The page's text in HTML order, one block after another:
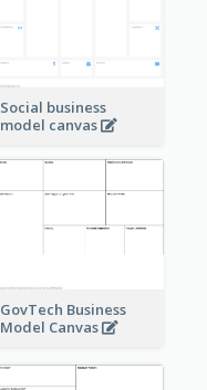
Social business
model canvas
GovTech Business
Model Canvas